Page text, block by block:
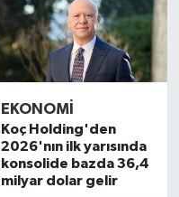
EKONOMI
Koç Holding'den
2026'nın ilk yarısında
konsolide bazda 36,4
milyar dolar gelir